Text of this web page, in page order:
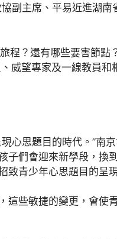
副主席、平易近進湖南
程？還有哪些要害節點
威望專家及一線教員和
心思題目的時代。”南
們會迎來新學段，換
致青少年心思題目的呈
這些敏捷的變更，會使